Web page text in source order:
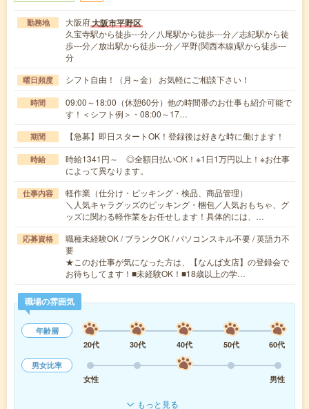
勤務地 大阪府大阪市平野区
久宝寺駅から徒歩---分／八尾駅から徒歩---分／志紀駅から徒
歩---分／放出駅から徒歩---分／平野(関西本線)駅から徒歩---
分
曜日頻度 シフト自由！（月～金） お気軽にご相談下さい！
時間
09:00～18:00（休憩60分）他の時間帯のお仕事も紹介可能で
す！＜シフト例＞・08:00～17…
期間 【急募】即日スタートOK！登録後は好きな時に働けます！
時給
時給1341円～ ◎全額日払いOK！※1日1万円以上！※お仕事
によって異なります。
仕事内容
軽作業（仕分け・ピッキング・検品、商品管理）
＼人気キャラグッズのピッキング・梱包／人気おもちゃ、グ
ッズに関わる軽作業をお任せします！具体的には、…
応募資格
職種未経験OK / ブランクOK / パソコンスキル不要 / 英語力不
要
★このお仕事が気になった方は、【なんば支店】の登録会で
お待ちしてます！■未経験OK！■18歳以上の学…
職場の雰囲気
年齢層
20代
30代 40代 50代
60代
男女比率
女性
男性
もっと見る